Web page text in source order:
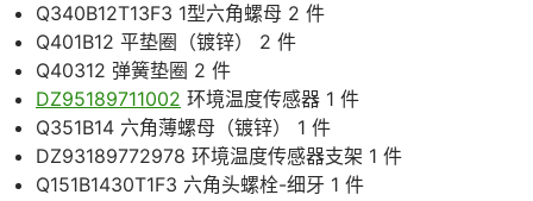
Q340B12T13F3 1型六角螺母 2 件
Q401B12 平垫圈（镀锌） 2 件
Q40312 弹簧垫圈 2 件
DZ95189711002 环境温度传感器 1 件
Q351B14 六角薄螺母（镀锌） 1 件
DZ93189772978 环境温度传感器支架 1 件
Q151B1430T1F3 六角头螺栓-细牙 1 件